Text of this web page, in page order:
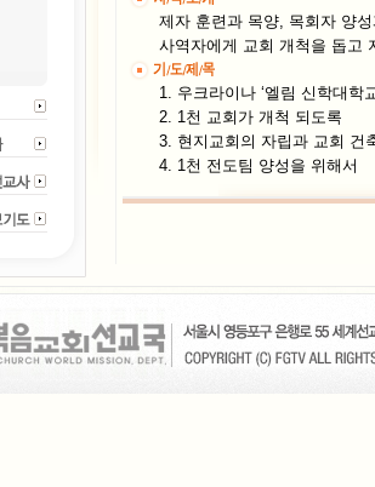
제자 훈련과 목양, 목회자 양
사역자에게 교회 개척을 돕고
1. 우크라이나 ‘엘림 신학대학
2. 1천 교회가 개척 되도록
3. 현지교회의 자립과 교회 건
4. 1천 전도팀 양성을 위해서